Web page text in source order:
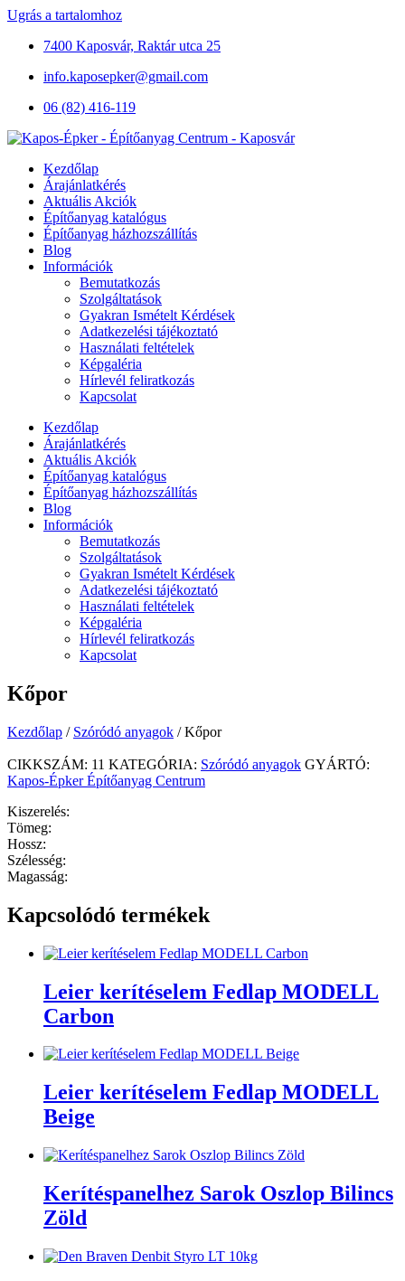
Ugrás a tartalomhoz
7400 Kaposvár, Raktár utca 25
info.kaposepker@gmail.com
06 (82) 416-119
Kezdőlap
Árajánlatkérés
Aktuális Akciók
Építőanyag katalógus
Építőanyag házhozszállítás
Blog
Információk
Bemutatkozás
Szolgáltatások
Gyakran Ismételt Kérdések
Adatkezelési tájékoztató
Használati feltételek
Képgaléria
Hírlevél feliratkozás
Kapcsolat
Kezdőlap
Árajánlatkérés
Aktuális Akciók
Építőanyag katalógus
Építőanyag házhozszállítás
Blog
Információk
Bemutatkozás
Szolgáltatások
Gyakran Ismételt Kérdések
Adatkezelési tájékoztató
Használati feltételek
Képgaléria
Hírlevél feliratkozás
Kapcsolat
Kőpor
Kezdőlap / Szóródó anyagok / Kőpor
CIKKSZÁM: 11 KATEGÓRIA: Szóródó anyagok GYÁRTÓ:
Kapos-Épker Építőanyag Centrum
Kiszerelés:
Tömeg:
Hossz:
Szélesség:
Magasság:
Kapcsolódó termékek
Leier kerítéselem Fedlap MODELL
Carbon
Leier kerítéselem Fedlap MODELL
Beige
Kerítéspanelhez Sarok Oszlop Bilincs
Zöld